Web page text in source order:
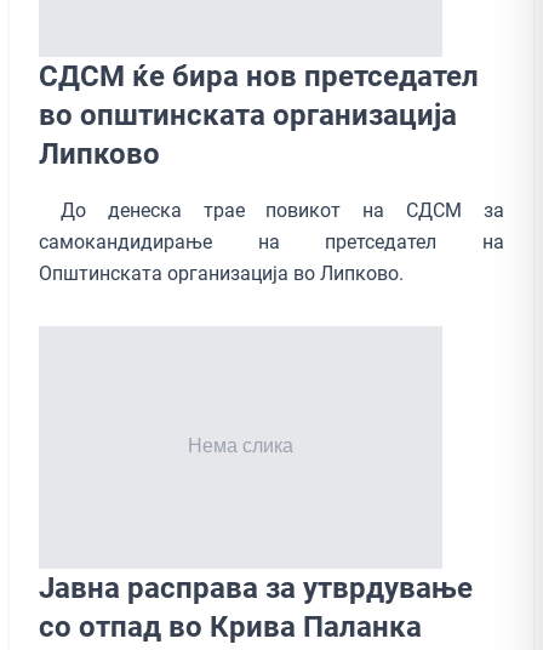
СДСМ ќе бира нов претседател
во општинската организација
Липково
До денеска трае повикот на СДСМ за
самокандидирање на претседател на
Општинската организација во Липково.
Јавна расправа за утврдување
со отпад во Крива Паланка